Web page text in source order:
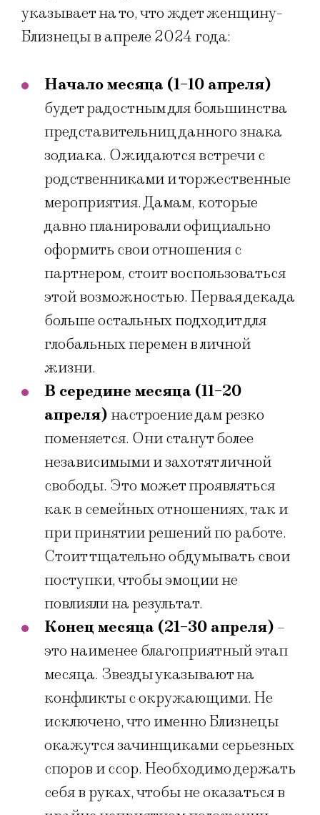
указывает на то, что ждет женщину-
Близнецы в апреле 2024 года:
Начало месяца (1-10 апреля)
будет радостным для большинства
представительниц данного знака
зодиака. Ожидаются встречи с
родственниками и торжественные
мероприятия. Дамам, которые
давно планировали официально
оформить свои отношения с
партнером, стоит воспользоваться
этой возможностью. Первая декада
больше остальных подходит для
глобальных перемен в личной
жизни.
В середине месяца (11-20
апреля) настроение дам резко
поменяется. Они станут более
независимыми и захотят личной
свободы. Это может проявляться
как в семейных отношениях, так и
при принятии решений по работе.
Стоит тщательно обдумывать свои
поступки, чтобы эмоции не
повлияли на результат.
Конец месяца (21-30 апреля) –
это наименее благоприятный этап
месяца. Звезды указывают на
конфликты с окружающими. Не
исключено, что именно Близнецы
окажутся зачинщиками серьезных
споров и ссор. Необходимо держать
себя в руках, чтобы не оказаться в